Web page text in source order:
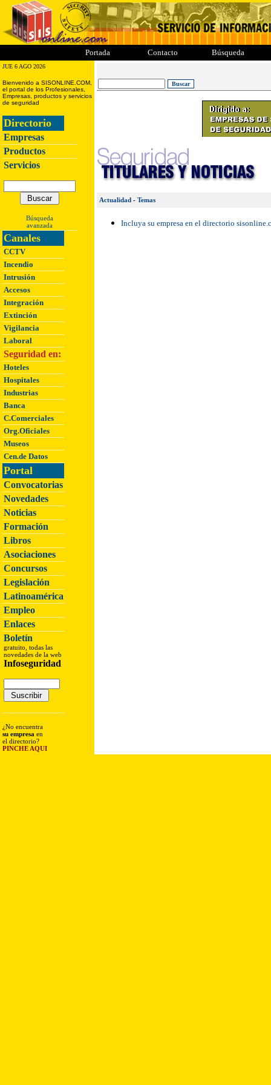
Portada Contacto Búsqueda
JUE 6 AGO 2026
Bienvenido a SISONLINE.COM,
el portal de los Profesionales,
Empresas, productos y servicios
de seguridad
Directorio
Empresas
Productos
Servicios
Búsqueda
avanzada
Canales
CCTV
Incendio
Intrusión
Accesos
Integración
Extinción
Vigilancia
Laboral
Seguridad en:
Hoteles
Hospitales
Industrias
Banca
C.Comerciales
Org.Oficiales
Museos
Cen.de Datos
Portal
Convocatorias
Novedades
Noticias
Formación
Libros
Asociaciones
Concursos
Legislación
Latinoamérica
Empleo
Enlaces
Boletín
gratuito, todas las
novedades de la web
Infoseguridad
¿No encuentra
su empresa en
el directorio?
PINCHE AQUI
Actualidad - Temas
Incluya su empresa en el directorio